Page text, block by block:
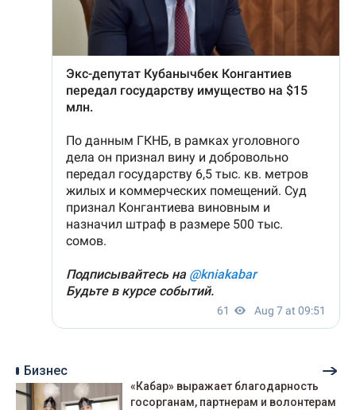
Бизнес
«Кабар» выражает благодарность
госорганам, партнерам и волонтерам